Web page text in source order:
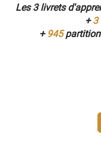
Les 3 livrets
+3
+ 945